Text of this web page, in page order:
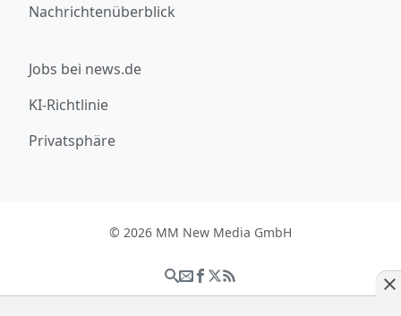
Nachrichtenüberblick
Jobs bei news.de
KI-Richtlinie
Privatsphäre
© 2026 MM New Media GmbH